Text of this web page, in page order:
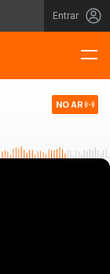
Entrar
NO AR